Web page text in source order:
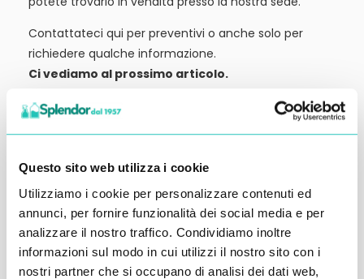
Questo sito web utilizza i cookie
Utilizziamo i cookie per personalizzare contenuti ed
annunci, per fornire funzionalità dei social media e per
analizzare il nostro traffico. Condividiamo inoltre
informazioni sul modo in cui utilizzi il nostro sito con i
nostri partner che si occupano di analisi dei dati web,
Contattateci qui per preventivi o anche solo per
richiedere qualche informazione.
Ci vediamo al prossimo articolo.
Alessandro Alfonsetti
Inserisci i tuoi dati qui, ti ricontatteremo
entro 48 ore